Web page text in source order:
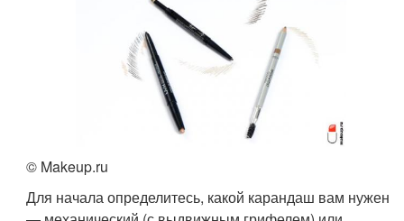
© Makeup.ru
Для начала определитесь, какой карандаш вам нужен